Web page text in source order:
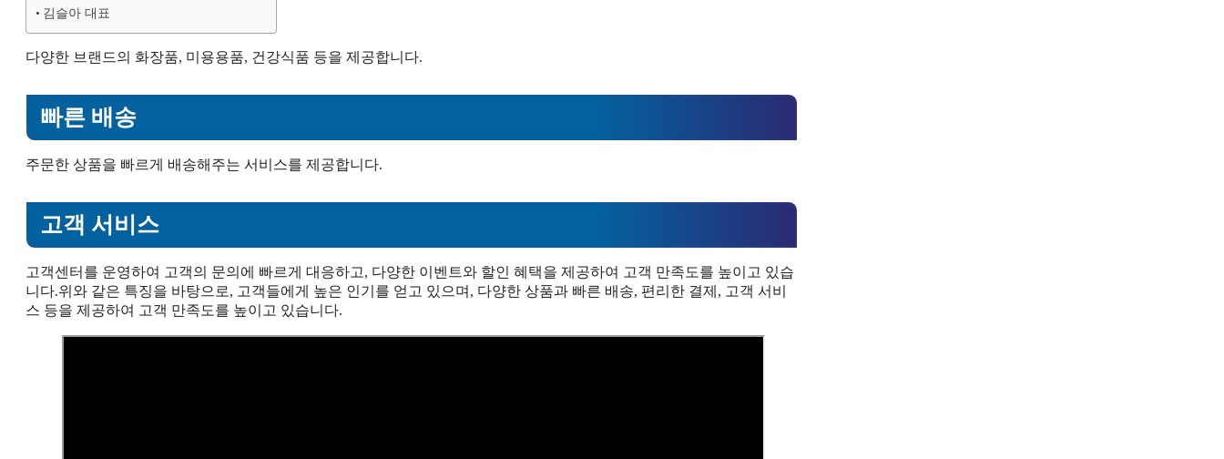
김슬아 대표
다양한 브랜드의 화장품, 미용용품, 건강식품 등을 제공합니다.
빠른 배송
주문한 상품을 빠르게 배송해주는 서비스를 제공합니다.
고객 서비스
고객센터를 운영하여 고객의 문의에 빠르게 대응하고, 다양한 이벤트와 할인 혜택을 제공하여 고객 만족도를 높이고 있습
니다.위와 같은 특징을 바탕으로, 고객들에게 높은 인기를 얻고 있으며, 다양한 상품과 빠른 배송, 편리한 결제, 고객 서비
스 등을 제공하여 고객 만족도를 높이고 있습니다.